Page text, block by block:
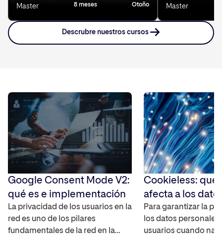
Master 8 meses Otoño Master
Descrubre nuestros cursos
Google Consent Mode V2:
qué es e implementación
La privacidad de los usuarios en la
red es uno de los pilares
fundamentales de la red en la
Cookieless: qué
afecta a los
Para garantizar la
los datos personales
usuarios cuando